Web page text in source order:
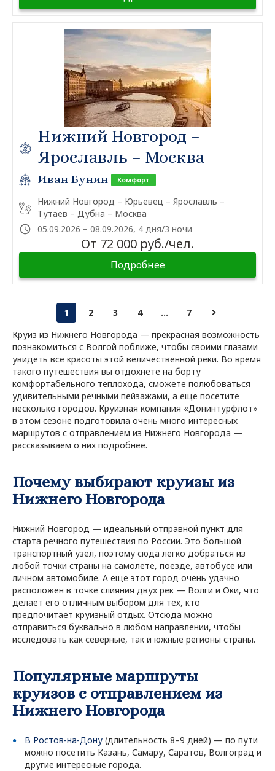
Нижний Новгород –
Ярославль – Москва
Иван Бунин Комфорт
Нижний Новгород – Юрьевец – Ярославль –
Тутаев – Дубна – Москва
05.09.2026 – 08.09.2026, 4 дня/3 ночи
От 72 000 руб./чел.
Подробнее
1 2 3 4 ...
7
Круиз из Нижнего Новгорода — прекрасная возможность
познакомиться с Волгой поближе, чтобы своими глазами
увидеть все красоты этой величественной реки. Во время
такого путешествия вы отдохнете на борту
комфортабельного теплохода, сможете полюбоваться
удивительными речными пейзажами, а еще посетите
несколько городов. Круизная компания «Донинтурфлот»
в этом сезоне подготовила очень много интересных
маршрутов с отправлением из Нижнего Новгорода —
рассказываем о них подробнее.
Почему выбирают круизы из
Нижнего Новгорода
Нижний Новгород — идеальный отправной пункт для
старта речного путешествия по России. Это большой
транспортный узел, поэтому сюда легко добраться из
любой точки страны на самолете, поезде, автобусе или
личном автомобиле. А еще этот город очень удачно
расположен в точке слияния двух рек — Волги и Оки, что
делает его отличным выбором для тех, кто
предпочитает круизный отдых. Отсюда можно
отправиться буквально в любом направлении, чтобы
исследовать как северные, так и южные регионы страны.
Популярные маршруты
круизов с отправлением из
Нижнего Новгорода
В Ростов-на-Дону (длительность 8–9 дней) — по пути
можно посетить Казань, Самару, Саратов, Волгоград и
другие интересные города.